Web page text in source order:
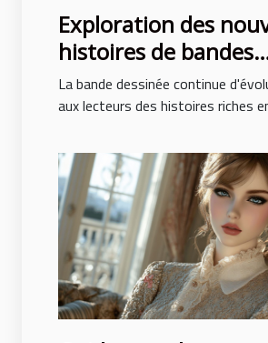
Exploration des
histoires de bandes
dessinées avec des
surprenantes
La bande dessinée continue
aux lecteurs des histoires riches